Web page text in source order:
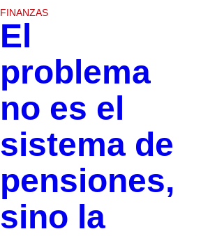
FINANZAS
El
problema
no es el
sistema de
pensiones,
sino la